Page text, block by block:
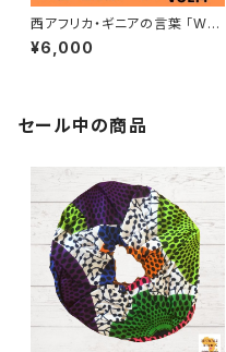
西アフリカ・ギニアの言葉 「WO
NTANARA スス語オンラインレ
ッスン 教材VOL.４ スス語基礎
¥6,000
セール中の商品